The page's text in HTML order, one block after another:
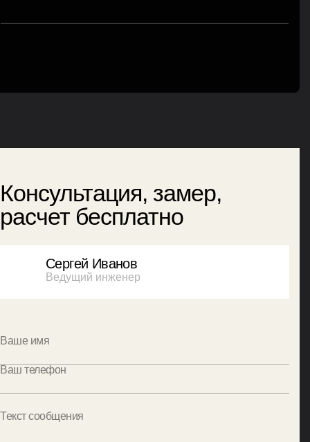
Консультация, замер,
расчет бесплатно
Сергей Иванов
Ведущий инженер
Ваше имя
Ваш телефон
Текст сообщения